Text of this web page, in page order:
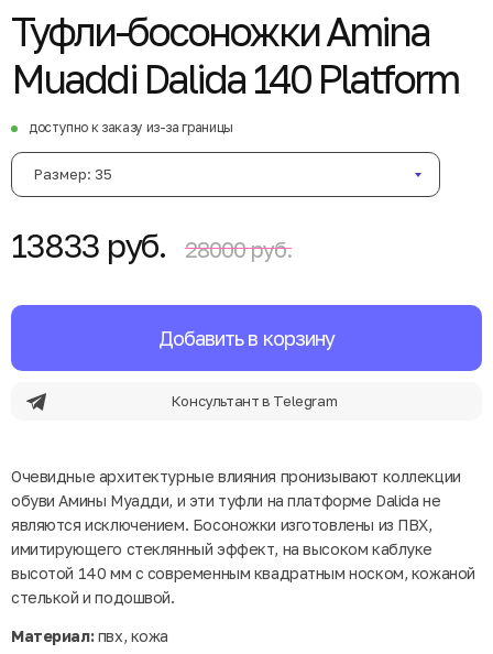
Туфли-босоножки Amina
Muaddi Dalida 140 Platform
доступно к заказу из-за границы
Размер: 35
13833 руб. 28000 руб.
Добавить в корзину
Консультант в Telegram
Очевидные архитектурные влияния пронизывают коллекции
обуви Амины Муадди, и эти туфли на платформе Dalida не
являются исключением. Босоножки изготовлены из ПВХ,
имитирующего стеклянный эффект, на высоком каблуке
высотой 140 мм с современным квадратным носком, кожаной
стелькой и подошвой.
Материал:пвх, кожа